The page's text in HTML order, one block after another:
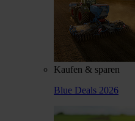
Kaufen & sparen
Blue Deals 2026